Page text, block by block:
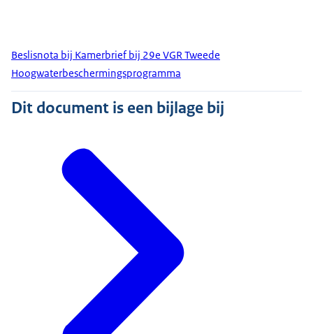
Beslisnota bij Kamerbrief bij 29e VGR Tweede
Hoogwaterbeschermingsprogramma
Dit document is een bijlage bij